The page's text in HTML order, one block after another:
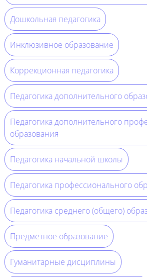
Дошкольная педагогика
Инклюзивное образование
Коррекционная педагогика
Педагогика дополнительного
Педагогика дополнительного
образования
Педагогика начальной школы
Педагогика профессионального
Педагогика среднего (общего)
Предметное образование
Гуманитарные дисциплины